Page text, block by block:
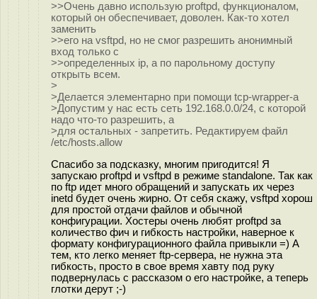
>>Очень давно использую proftpd, функционалом,
который он обеспечивает, доволен. Как-то хотел
заменить
>>его на vsftpd, но не смог разрешить анонимный
вход только с
>>определенных ip, а по парольному доступу
открыть всем.
>
>Делается элементарно при помощи tcp-wrapper-a
>Допустим у нас есть сеть 192.168.0.0/24, с которой
надо что-то разрешить, а
>для остальных - запретить. Редактируем файл
/etc/hosts.allow
Спасибо за подсказку, многим пригодится! Я
запускаю proftpd и vsftpd в режиме standalone. Так как
по ftp идет много обращений и запускать их через
inetd будет очень жирно. От себя скажу, vsftpd хорош
для простой отдачи файлов и обычной
конфигурации. Хостеры очень любят proftpd за
количество фич и гибкость настройки, наверное к
формату конфигурационного файла привыкли =) А
тем, кто легко меняет ftp-сервера, не нужна эта
гибкость, просто в свое время хавту под руку
подвернулась с рассказом о его настройке, а теперь
глотки дерут ;-)